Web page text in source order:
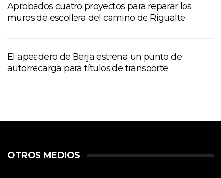
Aprobados cuatro proyectos para reparar los
muros de escollera del camino de Rigualte
El apeadero de Berja estrena un punto de
autorrecarga para títulos de transporte
OTROS MEDIOS